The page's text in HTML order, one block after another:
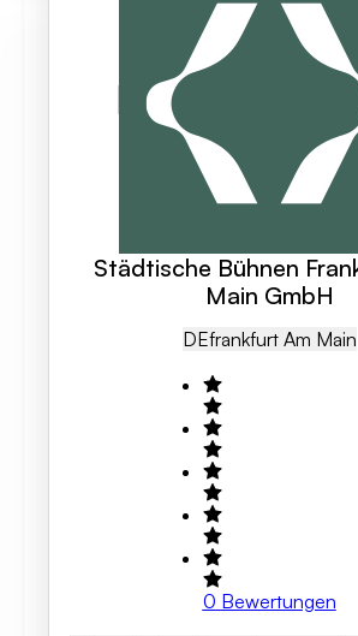
Städtische Bühnen
Main GmbH
DEFrankfurt Am Main
0 Bewertungen